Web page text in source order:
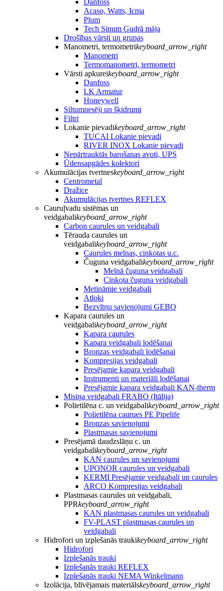
Danfoss
Acaso, Watts, Icma
Plum
Tech Sinum Gudrā māja
Drošības vārsti un grupas
Manometri, termometrikeyboard_arrow_right
Manometri
Termomanometri, termometri
Vārsti apkureikeyboard_arrow_right
Danfoss
LK Armatur
Honeywell
Siltumnesēji un šķidrumi
Filtri
Lokanie pievadikeyboard_arrow_right
TUCAI Lokanie pievadi
RIVER INOX Lokanie pievadi
Nepārtrauktās barošanas avoti, UPS
Ūdensapgādes kolektori
Akumulācijas tvertneskeyboard_arrow_right
Centrometal
Dražice
Akumulācijas tvertnes REFLEX
Cauruļvadu sistēmas un
veidgabalikeyboard_arrow_right
Carbon caurules un veidgabali
Tērauda caurules un
veidgabalikeyboard_arrow_right
Caurules melnas, cinkotas u.c.
Čuguna veidgabalikeyboard_arrow_right
Melnā čuguna veidgabali
Cinkota čuguna veidgabali
Metināmie veidgabali
Atloki
Bezvītņu savienojumi GEBO
Kapara caurules un
veidgabalikeyboard_arrow_right
Kapara caurules
Kapara veidgabali lodēšanai
Bronzas veidgabali lodēšanai
Kompresijas veidgabali
Presējamie kapara veidgabali
Instrumenti un materiāli lodēšanai
Presējamie kapara veidgabali KAN-therm
Misiņa veidgabali FRABO (Itālija)
Polietilēna c. un veidgabalikeyboard_arrow_right
Polietilēna caurues PE Pipelife
Bronzas savienojumi
Plastmasas savienojumi
Presējamā daudzslāņu c. un
veidgabalikeyboard_arrow_right
KAN caurules un savienojumi
UPONOR caurules un veidgabali
KERMI Presējamie veidgabali un caurules
ARCO Kompresijas veidgabali
Plastmasas caurules un veidgabali,
PPRkeyboard_arrow_right
KAN plastmasas caurules un veidgabali
FV-PLAST plastmasas caurules un
veidgabali
Hidrofori un izplešanās traukikeyboard_arrow_right
Hidrofori
Izplešanās trauki
Izplešanās trauki REFLEX
Izplešanās trauki NEMA Winkelmann
Izolācija, blīvējamais materiālskeyboard_arrow_right